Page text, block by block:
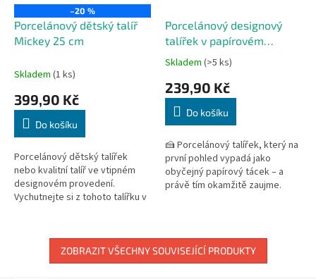
–20 %
Porcelánový dětský talíř
Mickey 25 cm
Skladem (1 ks)
399,90 Kč
Do košíku
Porcelánový dětský talířek
nebo kvalitní talíř ve vtipném
designovém provedení.
Vychutnejte si z tohoto talířku v
Porcelánový designový
talířek v papírovém
vzhledu 20 cm
Průměrné
produktu
5,0
5
hvězdiček.
Skladem (>5 ks)
239,90 Kč
Do košíku
🍰 Porcelánový talířek, který na
první pohled vypadá jako
obyčejný papírový tácek – a
právě tím okamžitě zaujme.
ZOBRAZIT VŠECHNY SOUVISEJÍCÍ PRODUKTY